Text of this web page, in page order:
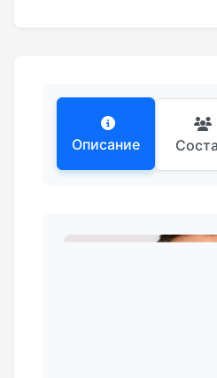
Описание